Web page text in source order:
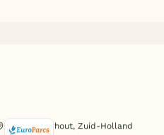
Noordwijkerhout, Zuid-Holland